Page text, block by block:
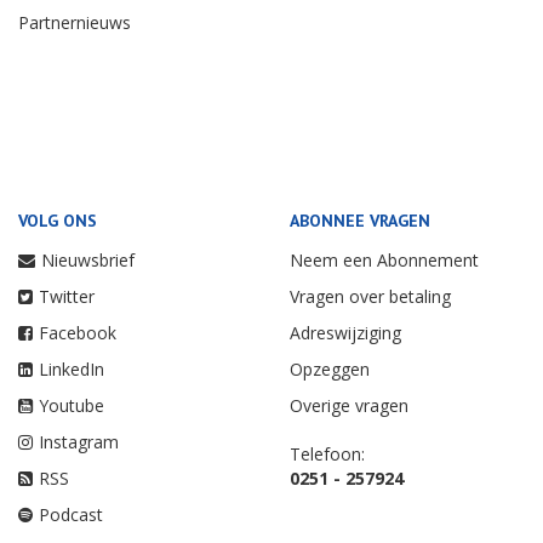
Partnernieuws
VOLG ONS
Nieuwsbrief
Twitter
Facebook
LinkedIn
Youtube
Instagram
RSS
Podcast
ABONNEE VRAGEN
Neem een Abonnement
Vragen over betaling
Adreswijziging
Opzeggen
Overige vragen
Telefoon:
0251 - 257924